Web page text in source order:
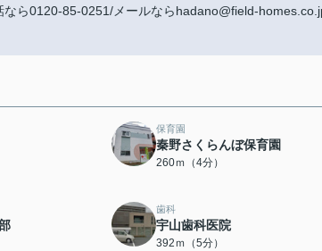
ら0120-85-0251/メールならhadano@field-
保育園
秦野さくらんぼ保育園
260ｍ（4分）
歯科
宇山歯科医院
392ｍ（5分）